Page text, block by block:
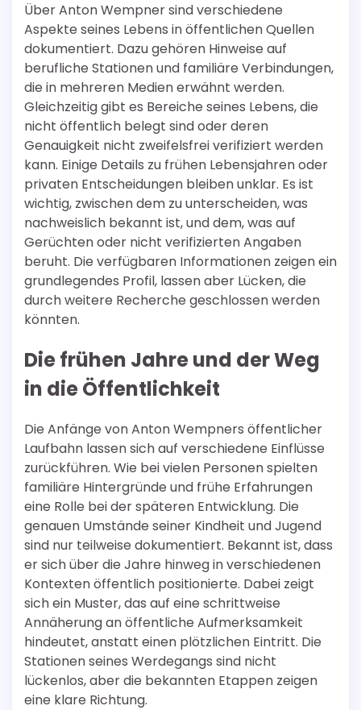
Über Anton Wempner sind verschiedene
Aspekte seines Lebens in öffentlichen Quellen
dokumentiert. Dazu gehören Hinweise auf
berufliche Stationen und familiäre Verbindungen,
die in mehreren Medien erwähnt werden.
Gleichzeitig gibt es Bereiche seines Lebens, die
nicht öffentlich belegt sind oder deren
Genauigkeit nicht zweifelsfrei verifiziert werden
kann. Einige Details zu frühen Lebensjahren oder
privaten Entscheidungen bleiben unklar. Es ist
wichtig, zwischen dem zu unterscheiden, was
nachweislich bekannt ist, und dem, was auf
Gerüchten oder nicht verifizierten Angaben
beruht. Die verfügbaren Informationen zeigen ein
grundlegendes Profil, lassen aber Lücken, die
durch weitere Recherche geschlossen werden
könnten.
Die frühen Jahre und der Weg
in die Öffentlichkeit
Die Anfänge von Anton Wempners öffentlicher
Laufbahn lassen sich auf verschiedene Einflüsse
zurückführen. Wie bei vielen Personen spielten
familiäre Hintergründe und frühe Erfahrungen
eine Rolle bei der späteren Entwicklung. Die
genauen Umstände seiner Kindheit und Jugend
sind nur teilweise dokumentiert. Bekannt ist, dass
er sich über die Jahre hinweg in verschiedenen
Kontexten öffentlich positionierte. Dabei zeigt
sich ein Muster, das auf eine schrittweise
Annäherung an öffentliche Aufmerksamkeit
hindeutet, anstatt einen plötzlichen Eintritt. Die
Stationen seines Werdegangs sind nicht
lückenlos, aber die bekannten Etappen zeigen
eine klare Richtung.